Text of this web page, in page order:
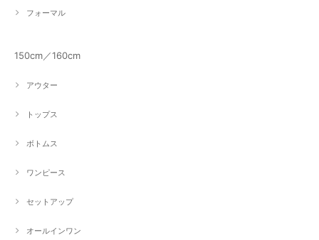
フォーマル
150cm／160cm
アウター
トップス
ボトムス
ワンピース
セットアップ
オールインワン